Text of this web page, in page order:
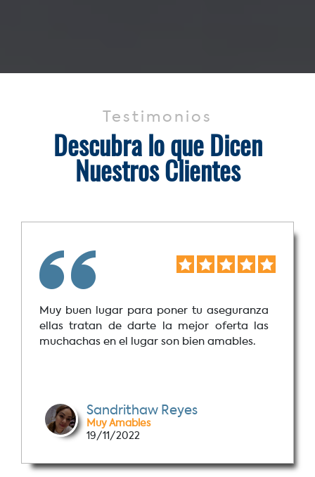
Testimonios
Descubra lo que Dicen
Nuestros Clientes
Muy buen lugar para poner tu aseguranza
ellas tratan de darte la mejor oferta las
muchachas en el lugar son bien amables.
Sandrithaw Reyes
Muy Amables
19/11/2022